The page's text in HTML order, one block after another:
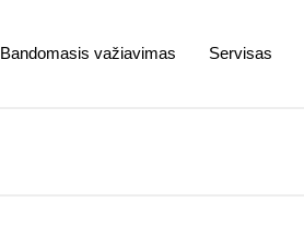
Bandomasis važiavimas Servisas